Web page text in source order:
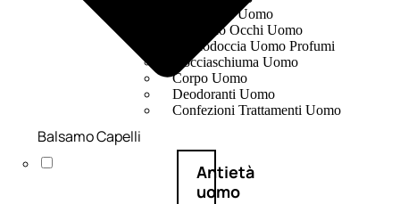
Anticaduta Uomo
Contorno Occhi Uomo
Bagnodoccia Uomo Profumi
Docciaschiuma Uomo
Corpo Uomo
Deodoranti Uomo
Confezioni Trattamenti Uomo
Antietà
uomo
Balsamo Capelli